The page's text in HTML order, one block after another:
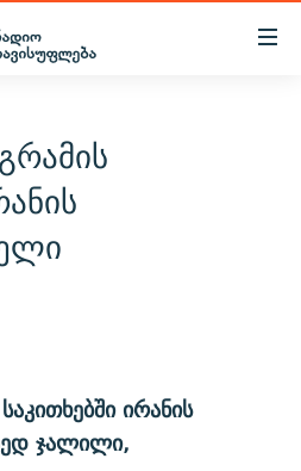
ირანის
ჯალილი,